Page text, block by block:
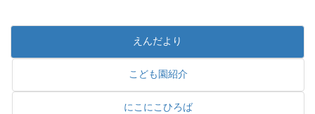
えんだより
こども園紹介
にこにこひろば